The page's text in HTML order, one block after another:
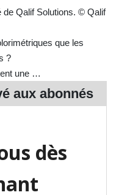
de Qalif Solutions. © Qalif
que les
?
une …
aux abonnés
dès